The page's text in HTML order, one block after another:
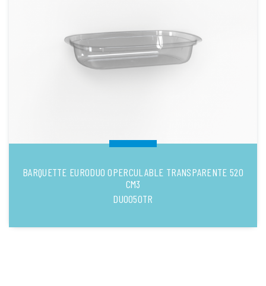
BARQUETTE EURODUO OPERCULABLE TRANSPARENTE 520
CM3
DUO050TR